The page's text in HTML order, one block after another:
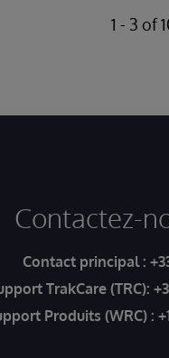
1 - 3 of
Contactez-
Contact principal :
TrakCare (TRC):
Produits (WRC) :